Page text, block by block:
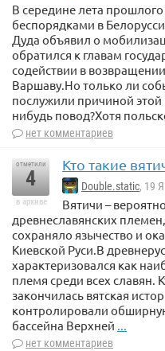
В середине лета прошлого
беспорядками в
Дуда объявил о
обратился к главам
содействии в
Варшаву.Но только ли
послужили причиной
нибудь повод?Хотя
нет комментариев
отметили
4
в архиве
Кто такие
Double.static, 19
Вятичи –
древнеславянских
сохраняло язычество и
Киевской Руси.В
характеризовался как
племя среди всех славян.
закончилась вятская
контролировали
бассейна Верхней ...
нет комментариев